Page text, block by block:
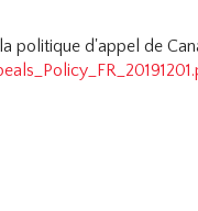
politique d'appel de